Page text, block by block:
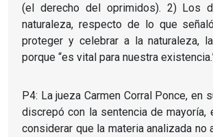
(el derecho del oprimidos). 2) Los
naturaleza, respecto de lo que
proteger y celebrar a la naturaleza,
porque “es vital para nuestra
P4: La jueza Carmen Corral Ponce, en
discrepó con la sentencia de mayoría,
considerar que la materia analizada no